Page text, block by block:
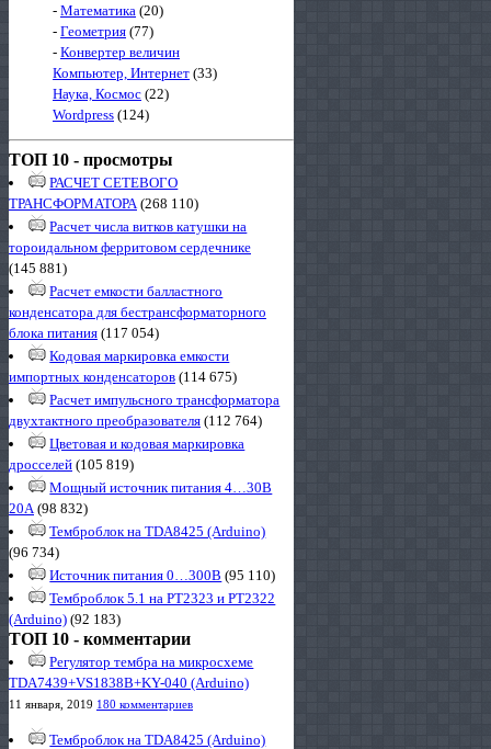
- Математика (20)
- Геометрия (77)
- Конвертер величин
Компьютер, Интернет (33)
Наука, Космос (22)
Wordpress (124)
ТОП 10 - просмотры
РАСЧЕТ СЕТЕВОГО
ТРАНСФОРМАТОРА(268 110)
Расчет числа витков катушки на
тороидальном ферритовом сердечнике
(145 881)
Расчет емкости балластного
конденсатора для бестрансформаторного
блока питания (117 054)
Кодовая маркировка емкости
импортных конденсаторов (114 675)
Расчет импульсного трансформатора
двухтактного преобразователя (112 764)
Цветовая и кодовая маркировка
дросселей (105 819)
Мощный источник питания 4…30В
20А(98 832)
Темброблок на TDA8425 (Arduino)
(96 734)
Источник питания 0…300В (95 110)
Темброблок 5.1 на PT2323 и PT2322
(Arduino) (92 183)
ТОП 10 - комментарии
Регулятор тембра на микросхеме
TDA7439+VS1838B+KY-040 (Arduino)
11 января, 2019 180 комментариев
Темброблок на TDA8425 (Arduino)